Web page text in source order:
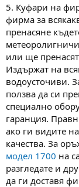
5. Куфари на
фирма за
пренасяне
или ще
Издържат на
водоусточиви.
ползва да си
специално
гаранция.
ако ги видите
качества. За
модел 1700 на
разгледате и
да ги доставя